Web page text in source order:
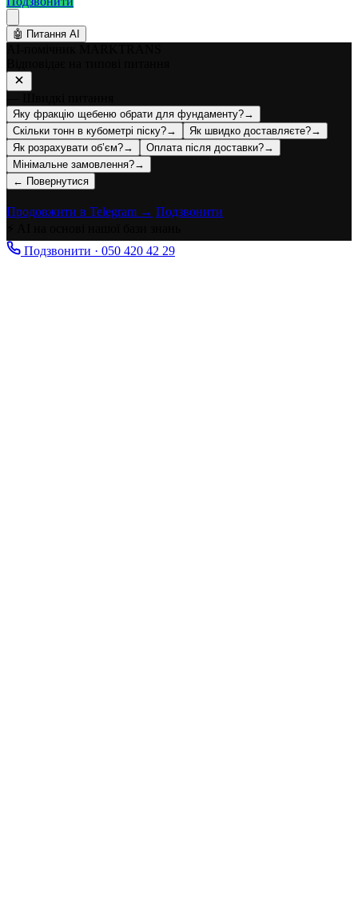
🤖 Питання AI
Яку фракцію щебеню обрати для фундаменту?→
Скільки тонн в кубометрі піску?→ Як швидко доставляєте?→
Як розрахувати об’єм?→ Оплата після доставки?→
Мінімальне замовлення?→
← Повернутися
Продовжити в Telegram → Подзвонити
Подзвонити · 050 420 42 29